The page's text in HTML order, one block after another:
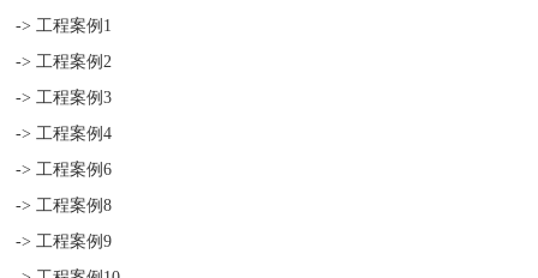
-> 工程案例1
-> 工程案例2
-> 工程案例3
-> 工程案例4
-> 工程案例6
-> 工程案例8
-> 工程案例9